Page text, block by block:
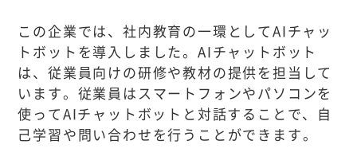
この企業では、社内教育の一環としてAIチャッ
トボットを導入しました。AIチャットボット
は、従業員向けの研修や教材の提供を担当して
います。従業員はスマートフォンやパソコンを
使ってAIチャットボットと対話することで、自
己学習や問い合わせを行うことができます。